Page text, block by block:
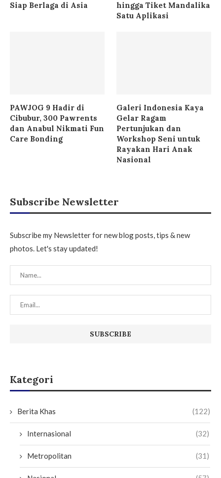
Siap Berlaga di Asia
hingga Tiket Mandalika
Satu Aplikasi
PAWJOG 9 Hadir di
Cibubur, 300 Pawrents
dan Anabul Nikmati Fun
Care Bonding
Galeri Indonesia Kaya
Gelar Ragam
Pertunjukan dan
Workshop Seni untuk
Rayakan Hari Anak
Nasional
Subscribe Newsletter
Subscribe my Newsletter for new blog posts, tips & new
photos. Let's stay updated!
Kategori
Berita Khas (122)
Internasional (32)
Metropolitan (31)